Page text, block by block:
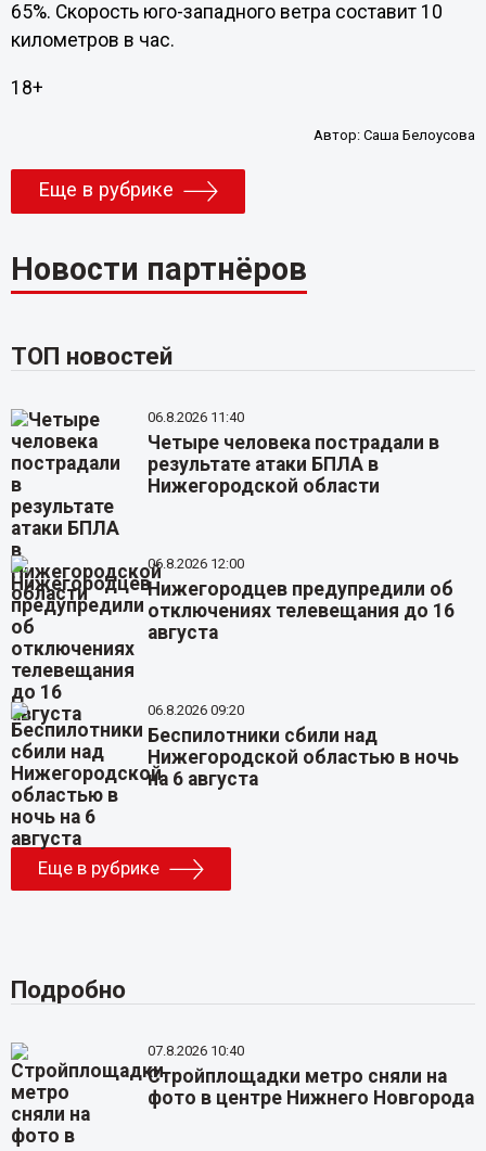
65%. Скорость юго-западного ветра составит 10
километров в час.
18+
Автор:Саша Белоусова
Еще в рубрике
Новости партнёров
ТОП новостей
06.8.2026 11:40
Четыре человека пострадали в
результате атаки БПЛА в
Нижегородской области
06.8.2026 12:00
Нижегородцев предупредили об
отключениях телевещания до 16
августа
06.8.2026 09:20
Беспилотники сбили над
Нижегородской областью в ночь
на 6 августа
Еще в рубрике
Подробно
07.8.2026 10:40
Стройплощадки метро сняли на
фото в центре Нижнего Новгорода